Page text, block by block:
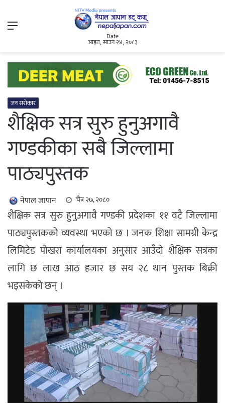
Menu
Date
आइत, साउन २४, २०८३
जन सरोकार
शैक्षिक सत्र सुरु हुनुअगावै
गण्डकीका सबै जिल्लामा
पाठ्यपुस्तक
नेपाल जापान चैत्र २७, २०८०
शैक्षिक सत्र सुरु हुनुअगावै गण्डकी प्रदेशका ११ वटै जिल्लामा
पाठ्यपुस्तकको व्यवस्था भएको छ । जनक शिक्षा सामग्री केन्द्र
लिमिटेड पोखरा कार्यालयका अनुसार आउँदो शैक्षिक सत्रका
लागि छ लाख आठ हजार छ सय २८ थान पुस्तक बिक्री
भइसकेको छन् ।